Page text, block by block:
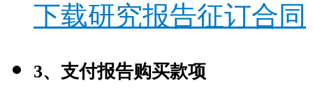
下载研究报告征订合同
3、支付报告购买款项